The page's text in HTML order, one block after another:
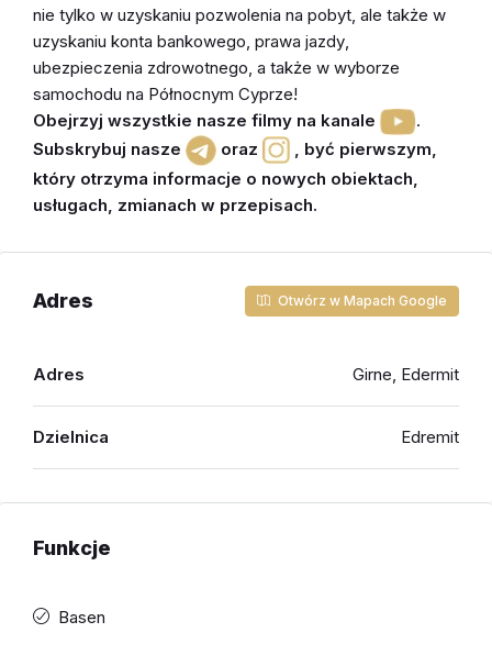
nie tylko w uzyskaniu pozwolenia na pobyt, ale także w
uzyskaniu konta bankowego, prawa jazdy
ubezpieczenia zdrowotnego , a także w wyborze
samochodu na Północnym Cyprze!
Obejrzyj wszystkie nasze filmy na kanale
.
Subskrybuj nasze
oraz , być pierwszym,
który otrzyma informacje o nowych obiektach,
usługach, zmianach w przepisach.
Adres Otwórz w Mapach Google
Adres Girne, Edermit
Dzielnica Edremit
Funkcje
Basen